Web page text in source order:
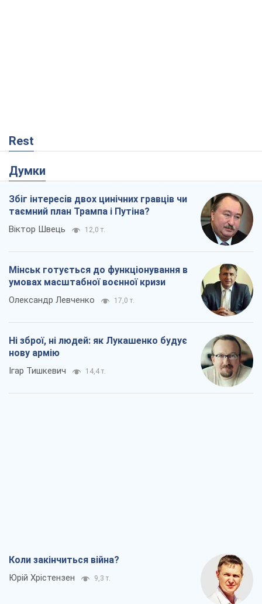
Rest
Думки
Збіг інтересів двох цинічних гравців чи
таємний план Трампа і Путіна?
Віктор Швець 12,0 т.
Мінськ готується до функціонування в
умовах масштабної воєнної кризи
Олександр Левченко 17,0 т.
Ні зброї, ні людей: як Лукашенко будує
нову армію
Ігар Тишкевич 14,4 т.
Коли закінчиться війна?
Юрій Хрістензен 9,3 т.